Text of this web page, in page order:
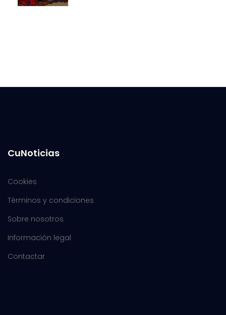
CuNoticias
Cookies
Términos y condiciones
Sobre nosotros
Información legal
Contactar